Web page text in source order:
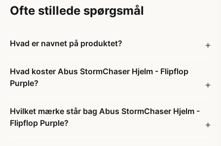
Ofte stillede spørgsmål
Hvad er navnet på produktet?
Hvad koster Abus StormChaser Hjelm - Flipflop
Purple?
Hvilket mærke står bag Abus StormChaser Hjelm -
Flipflop Purple?